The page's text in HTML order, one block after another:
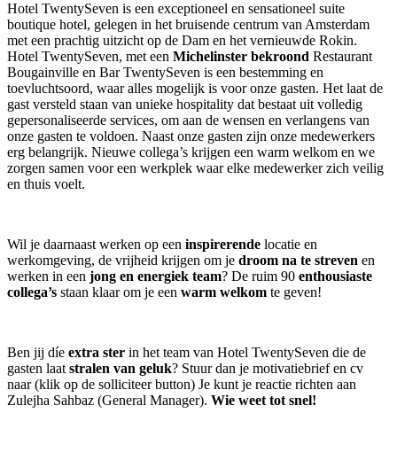
Hotel TwentySeven is een exceptioneel en sensationeel suite
boutique hotel, gelegen in het bruisende centrum van Amsterdam
met een prachtig uitzicht op de Dam en het vernieuwde Rokin.
Hotel TwentySeven, met een Michelinster bekroond Restaurant
Bougainville en Bar TwentySeven is een bestemming en
toevluchtsoord, waar alles mogelijk is voor onze gasten. Het laat de
gast versteld staan van unieke hospitality dat bestaat uit volledig
gepersonaliseerde services, om aan de wensen en verlangens van
onze gasten te voldoen. Naast onze gasten zijn onze medewerkers
erg belangrijk. Nieuwe collega’s krijgen een warm welkom en we
zorgen samen voor een werkplek waar elke medewerker zich veilig
en thuis voelt.
Wil je daarnaast werken op een inspirerende locatie en
werkomgeving, de vrijheid krijgen om je droom na te streven en
werken in een jong en energiek team? De ruim 90 enthousiaste
collega’s staan klaar om je een warm welkom te geven!
Ben jij díe extra ster in het team van Hotel TwentySeven die de
gasten laat stralen van geluk? Stuur dan je motivatiebrief en cv
naar (klik op de solliciteer button) Je kunt je reactie richten aan
Zulejha Sahbaz (General Manager). Wie weet tot snel!